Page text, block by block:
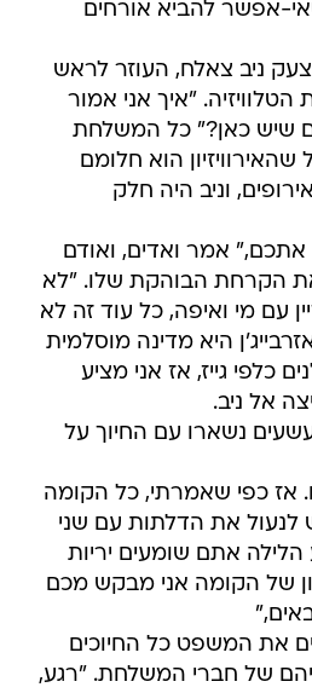
אפשר להביא אורחים
ניב צאלח, העוזר לראש
"איך אני אמור
שיש כאן?" כל המשלחת
הוא חלומם
וניב היה חלק
אמר ואדים, ואודם
את הקרחת הבוהקת שלו. "לא
עם מי ואיפה, כל עוד זה לא
היא מדינה מוסלמית
כלפי גייז, אז אני מציע
אל ניב.
נשארו עם החיוך על
אז כפי שאמרתי, כל הקומה
לנעול את הדלתות עם שני
אתם שומעים יריות
של הקומה אני מבקש מכם
את המשפט כל החיוכים
של חברי המשלחת. "רגע,